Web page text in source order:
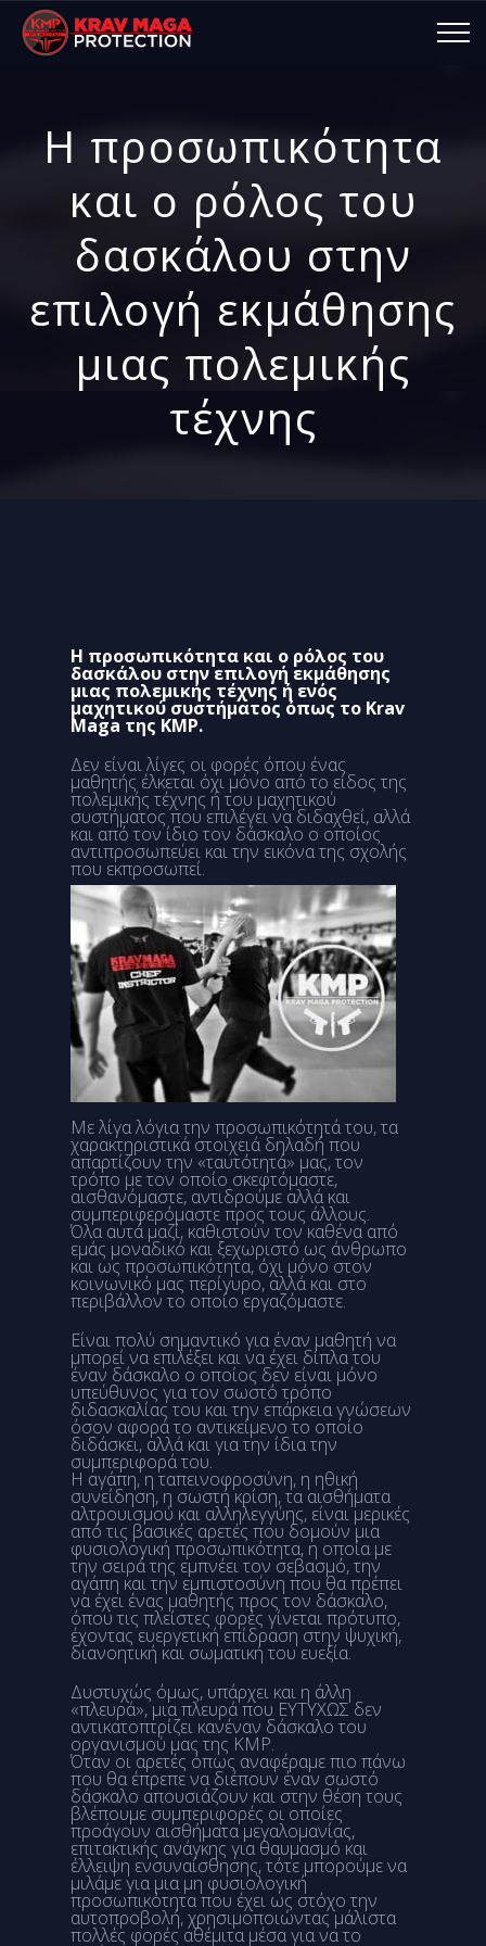
Η προσωπικότητα
και ο ρόλος του
δασκάλου στην
επιλογή εκμάθησης
μιας πολεμικής
τέχνης
Η προσωπικότητα και ο ρόλος του
δασκάλου στην επιλογή εκμάθησης
μιας πολεμικής τέχνης ή ενός
μαχητικού συστήματος όπως το Krav
Maga της KMP.
Δεν είναι λίγες οι φορές όπου ένας
μαθητής έλκεται όχι μόνο από το είδος της
πολεμικής τέχνης ή του μαχητικού
συστήματος που επιλέγει να διδαχθεί, αλλά
και από τον ίδιο τον δάσκαλο ο οποίος
αντιπροσωπεύει και την εικόνα της σχολής
που εκπροσωπεί.
Με λίγα λόγια την προσωπικότητά του, τα
χαρακτηριστικά στοιχειά δηλαδή που
απαρτίζουν την «ταυτότητά» μας, τον
τρόπο με τον οποίο σκεφτόμαστε,
αισθανόμαστε, αντιδρούμε αλλά και
συμπεριφερόμαστε προς τους άλλους.
Όλα αυτά μαζί, καθιστούν τον καθένα από
εμάς μοναδικό και ξεχωριστό ως άνθρωπο
και ως προσωπικότητα, όχι μόνο στον
κοινωνικό μας περίγυρο, αλλά και στο
περιβάλλον το οποίο εργαζόμαστε.
Είναι πολύ σημαντικό για έναν μαθητή να
μπορεί να επιλέξει και να έχει δίπλα του
έναν δάσκαλο ο οποίος δεν είναι μόνο
υπεύθυνος για τον σωστό τρόπο
διδασκαλίας του και την επάρκεια γνώσεων
όσον αφορά το αντικείμενο το οποίο
διδάσκει, αλλά και για την ίδια την
συμπεριφορά του.
Η αγάπη, η ταπεινοφροσύνη, η ηθική
συνείδηση, η σωστή κρίση, τα αισθήματα
αλτρουισμού και αλληλεγγύης, είναι μερικές
από τις βασικές αρετές που δομούν μια
φυσιολογική προσωπικότητα, η οποία με
την σειρά της εμπνέει τον σεβασμό, την
αγάπη και την εμπιστοσύνη που θα πρέπει
να έχει ένας μαθητής προς τον δάσκαλο,
όπου τις πλείστες φορές γίνεται πρότυπο,
έχοντας ευεργετική επίδραση στην ψυχική,
διανοητική και σωματική του ευεξία.
Δυστυχώς όμως, υπάρχει και η άλλη
«πλευρά», μια πλευρά που ΕΥΤΥΧΩΣ δεν
αντικατοπτρίζει κανέναν δάσκαλο του
οργανισμού μας της KMP.
Όταν οι αρετές όπως αναφέραμε πιο πάνω
που θα έπρεπε να διέπουν έναν σωστό
δάσκαλο απουσιάζουν και στην θέση τους
βλέπουμε συμπεριφορές οι οποίες
προάγουν αισθήματα μεγαλομανίας,
επιτακτικής ανάγκης για θαυμασμό και
έλλειψη ενσυναίσθησης, τότε μπορούμε να
μιλάμε για μια μη φυσιολογική
προσωπικότητα που έχει ως στόχο την
αυτοπροβολή, χρησιμοποιώντας μάλιστα
πολλές φορές αθέμιτα μέσα για να το